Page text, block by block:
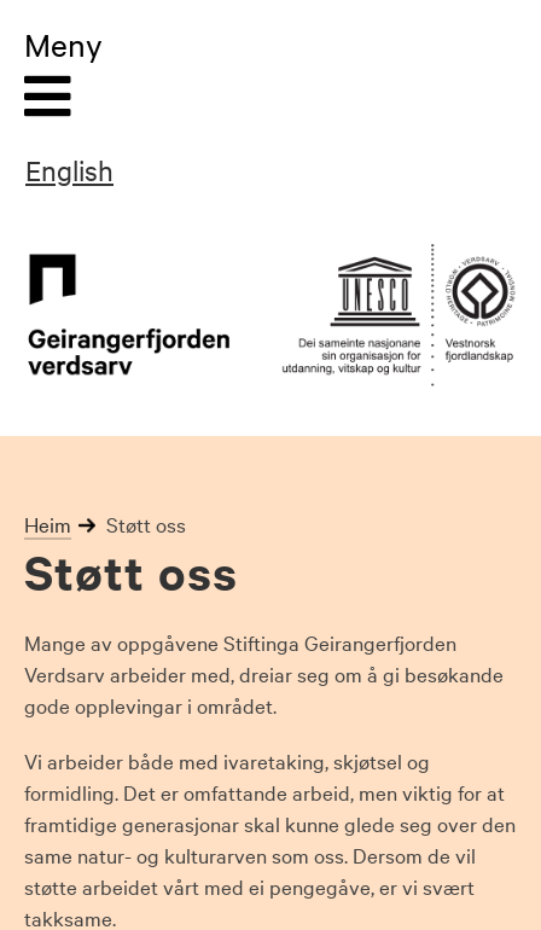
content
Heim Støtt oss
Støtt oss
Mange av oppgåvene Stiftinga Geirangerfjorden
Verdsarv arbeider med, dreiar seg om å gi besøkande
gode opplevingar i området.
Vi arbeider både med ivaretaking, skjøtsel og
formidling. Det er omfattande arbeid, men viktig for at
framtidige generasjonar skal kunne glede seg over den
same natur- og kulturarven som oss. Dersom de vil
støtte arbeidet vårt med ei pengegåve, er vi svært
takksame.
Meny
English